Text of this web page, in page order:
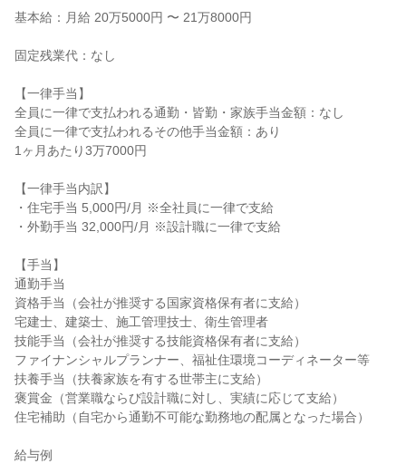
基本給：月給 20万5000円 〜 21万8000円
固定残業代：なし
【一律手当】
全員に一律で支払われる通勤・皆勤・家族手当金額：なし
全員に一律で支払われるその他手当金額：あり
1ヶ月あたり3万7000円
【一律手当内訳】
・住宅手当 5,000円/月 ※全社員に一律で支給
・外勤手当 32,000円/月 ※設計職に一律で支給
【手当】
通勤手当
資格手当（会社が推奨する国家資格保有者に支給）
宅建士、建築士、施工管理技士、衛生管理者
技能手当（会社が推奨する技能資格保有者に支給）
ファイナンシャルプランナー、福祉住環境コーディネーター等
扶養手当（扶養家族を有する世帯主に支給）
褒賞金（営業職ならび設計職に対し、実績に応じて支給）
住宅補助（自宅から通勤不可能な勤務地の配属となった場合）
給与例